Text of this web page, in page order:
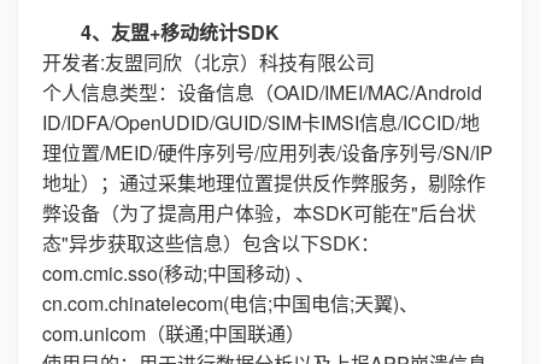
4、友盟+移动统计SDK
开发者:友盟同欣（北京）科技有限公司
个人信息类型：设备信息（OAID/IMEI/MAC/Android
ID/IDFA/OpenUDID/GUID/SIM卡IMSI信息/ICCID/地
理位置/MEID/硬件序列号/应用列表/设备序列号/SN/IP
地址）；通过采集地理位置提供反作弊服务，剔除作
弊设备（为了提高用户体验，本SDK可能在"后台状
态"异步获取这些信息）包含以下SDK：
com.cmic.sso(移动;中国移动) 、
cn.com.chinatelecom(电信;中国电信;天翼)、
com.unicom（联通;中国联通）